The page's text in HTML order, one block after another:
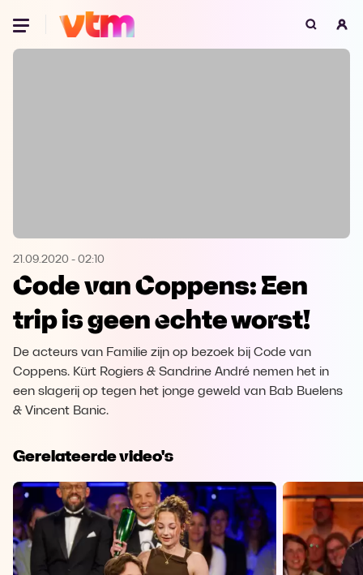
Oeps, browser niet ondersteund
Microsoft Edge Download
Opera Download
21.09.2020 - 02:10
Code van Coppens: Een
trip is geen echte worst!
De acteurs van Familie zijn op bezoek bij Code van
Coppens. Kürt Rogiers & Sandrine André nemen het in
een slagerij op tegen het jonge geweld van Bab Buelens
& Vincent Banic.
Gerelateerde video's